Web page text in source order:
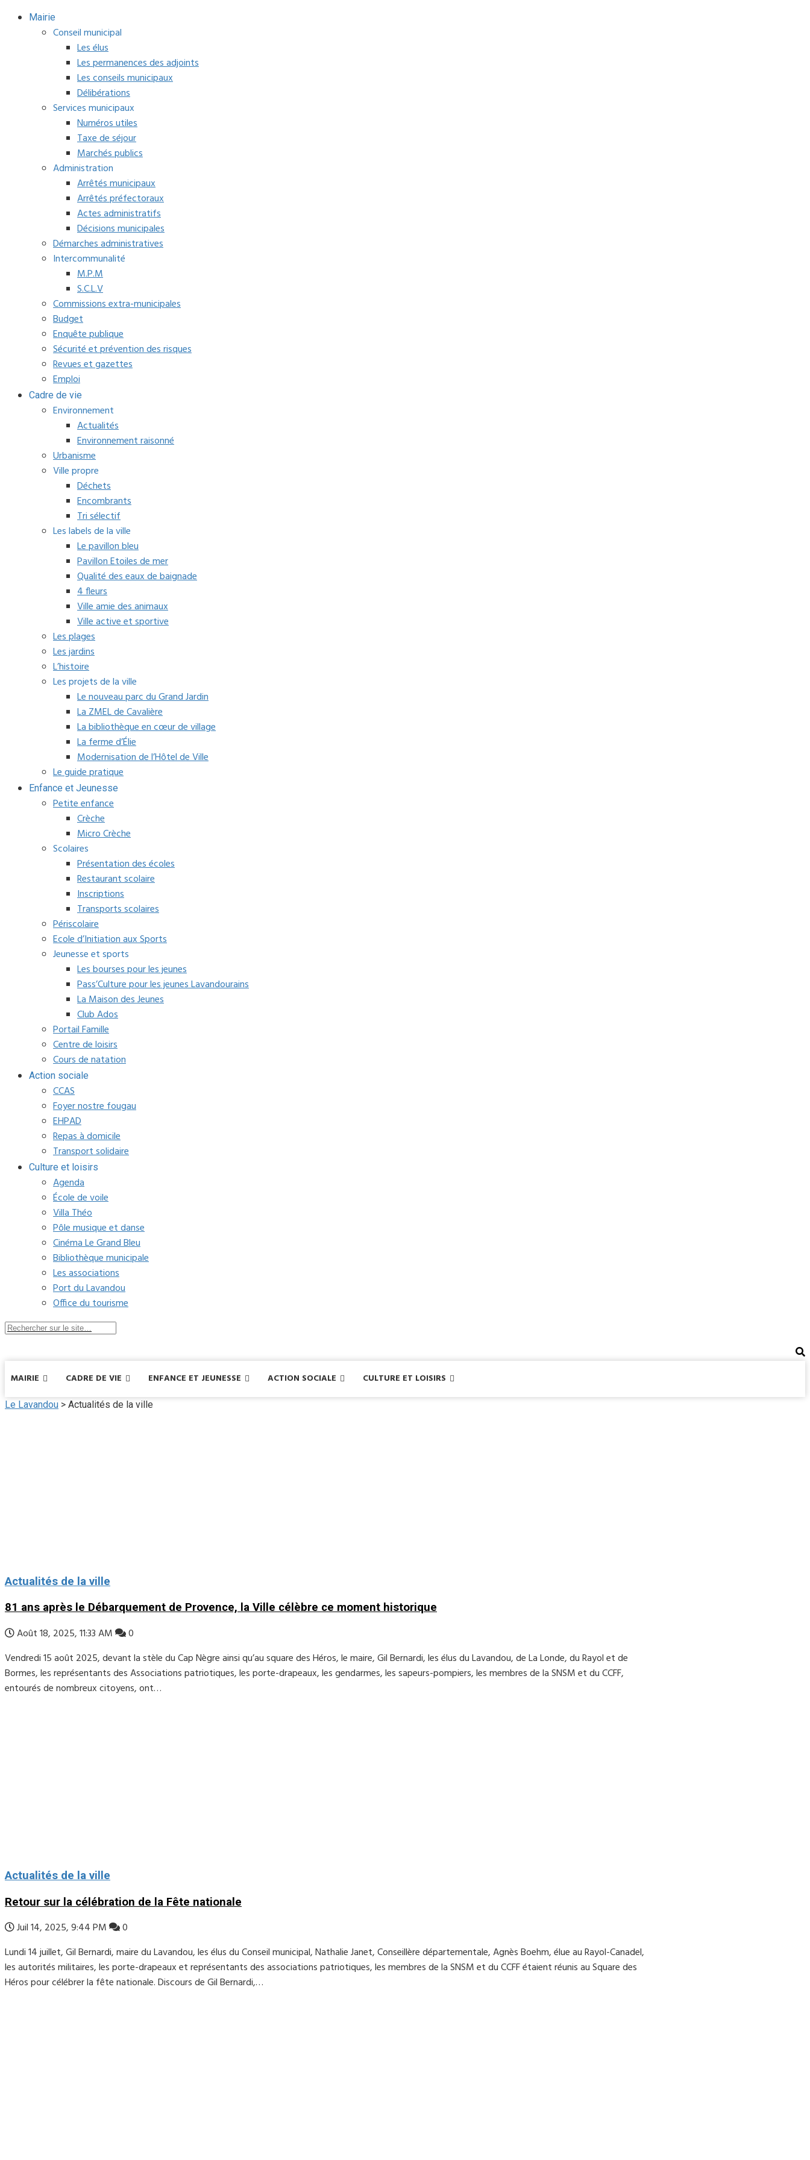
Mairie
Conseil municipal
Les élus
Les permanences des adjoints
Les conseils municipaux
Délibérations
Services municipaux
Numéros utiles
Taxe de séjour
Marchés publics
Administration
Arrêtés municipaux
Arrêtés préfectoraux
Actes administratifs
Décisions municipales
Démarches administratives
Intercommunalité
M.P.M
S.C.L.V
Commissions extra-municipales
Budget
Enquête publique
Sécurité et prévention des risques
Revues et gazettes
Emploi
Cadre de vie
Environnement
Actualités
Environnement raisonné
Urbanisme
Ville propre
Déchets
Encombrants
Tri sélectif
Les labels de la ville
Le pavillon bleu
Pavillon Etoiles de mer
Qualité des eaux de baignade
4 fleurs
Ville amie des animaux
Ville active et sportive
Les plages
Les jardins
L’histoire
Les projets de la ville
Le nouveau parc du Grand Jardin
La ZMEL de Cavalière
La bibliothèque en cœur de village
La ferme d’Élie
Modernisation de l’Hôtel de Ville
Le guide pratique
Enfance et Jeunesse
Petite enfance
Crèche
Micro Crèche
Scolaires
Présentation des écoles
Restaurant scolaire
Inscriptions
Transports scolaires
Périscolaire
Ecole d’Initiation aux Sports
Jeunesse et sports
Les bourses pour les jeunes
Pass’Culture pour les jeunes Lavandourains
La Maison des Jeunes
Club Ados
Portail Famille
Centre de loisirs
Cours de natation
Action sociale
CCAS
Foyer nostre fougau
EHPAD
Repas à domicile
Transport solidaire
Culture et loisirs
Agenda
École de voile
Villa Théo
Pôle musique et danse
Cinéma Le Grand Bleu
Bibliothèque municipale
Les associations
Port du Lavandou
Office du tourisme
MAIRIE CADRE DE VIE ENFANCE ET JEUNESSE ACTION SOCIALE CULTURE ET LOISIRS
Le Lavandou > Actualités de la ville
Actualités de la ville
81 ans après le Débarquement de Provence, la Ville célèbre ce moment historique
Août 18, 2025, 11:33 AM
0
Vendredi 15 août 2025, devant la stèle du Cap Nègre ainsi qu’au square des Héros, le maire, Gil Bernardi, les élus du Lavandou, de La Londe, du Rayol et de
Bormes, les représentants des Associations patriotiques, les porte-drapeaux, les gendarmes, les sapeurs-pompiers, les membres de la SNSM et du CCFF,
entourés de nombreux citoyens, ont…
Actualités de la ville
Retour sur la célébration de la Fête nationale
Juil 14, 2025, 9:44 PM
0
Lundi 14 juillet, Gil Bernardi, maire du Lavandou, les élus du Conseil municipal, Nathalie Janet, Conseillère départementale, Agnès Boehm, élue au Rayol-Canadel,
les autorités militaires, les porte-drapeaux et représentants des associations patriotiques, les membres de la SNSM et du CCFF étaient réunis au Square des
Héros pour célébrer la fête nationale. Discours de Gil Bernardi,…